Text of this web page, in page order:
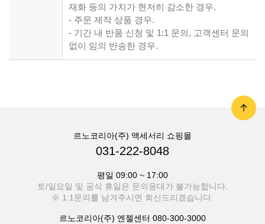
재화 등의 가치가 현저히 감소한 경우.
- 주문 제작 상품 경우.
- 기간 내 반품 신청 및 1:1 문의, 고객센터 문의
없이 임의 반송한 경우.
르노코리아(주) 액세서리 쇼핑몰
031-222-8048
평일 09:00 ~ 17:00
토/일요일 및 공식 휴일은 문의응대가 불가능합니다.
※ 1:1문의를 남겨주시면 회신드리겠습니다.
르노코리아(주) 엔젤센터 080-300-3000